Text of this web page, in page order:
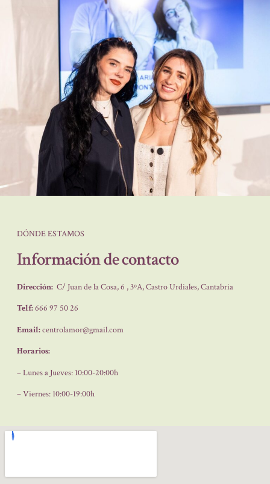
DÓNDE ESTAMOS
Información de contacto
Dirección: C/ Juan de la Cosa, 6 , 3ºA, Castro Urdiales, Cantabria
Telf:666 97 50 26
Email:centrolamor@gmail.com
Horarios:
– Lunes a Jueves: 10:00-20:00h
– Viernes: 10:00-19:00h